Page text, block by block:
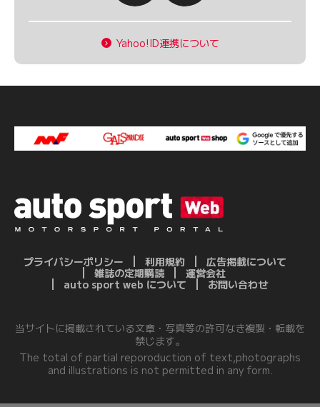
Yahoo!ID連携について
プライバシーポリシー 利用規約
広告掲載について
雑誌の定期購読
運営会社
auto sport web について
お問い合わせ
当サイトに掲載されている文章・写真等の許可なき複製・転載を
禁じます。
The total of partial reporoduction of text,photographs
and illustrations is not permitted in any form.